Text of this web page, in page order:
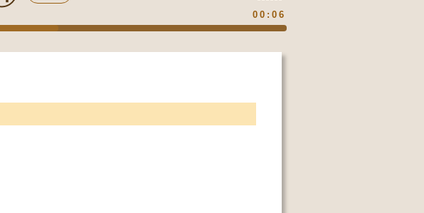
00:06